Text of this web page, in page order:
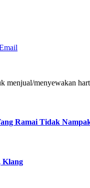
menjual/menyewakan
Ramai Tidak
Klang